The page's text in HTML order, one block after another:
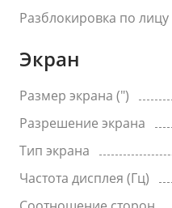
Разблокировка по лицу
Экран
Размер экрана (")
Разрешение экрана
Тип экрана
Частота дисплея (Гц)